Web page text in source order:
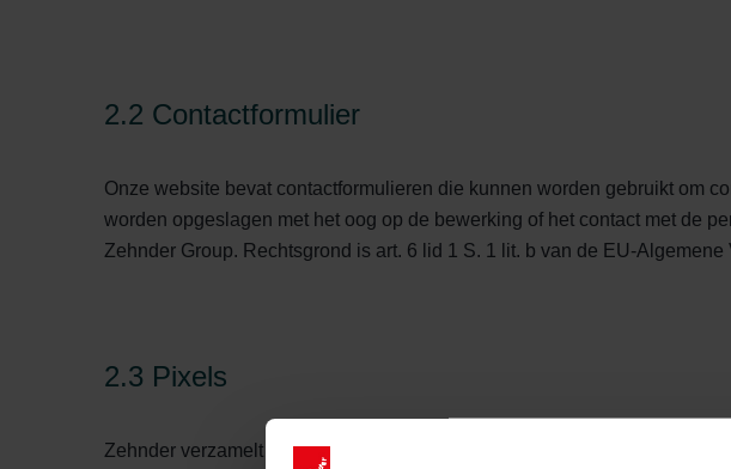
2.2 Contactformulier
Onze website bevat contactformulieren die kunnen worden gebruikt om
worden opgeslagen met het oog op de bewerking of het contact met de
Zehnder Group. Rechtsgrond is art. 6 lid 1 S. 1 lit. b van de EU-
2.3 Pixels
Zehnder verzamelt gegevens over uw activiteiten die u niet persoonlijk